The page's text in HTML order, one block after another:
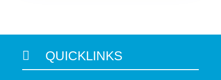
 QUICKLINKS